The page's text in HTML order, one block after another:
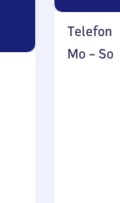
Telefon
Montag
Mo – So,